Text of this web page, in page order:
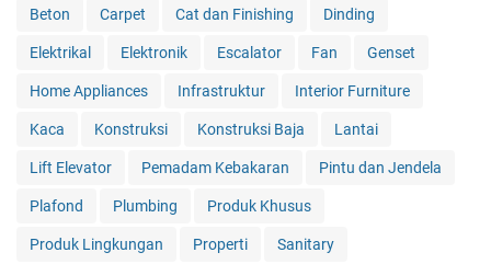
Beton Carpet Cat dan Finishing Dinding
Elektrikal Elektronik Escalator Fan Genset
Home Appliances Infrastruktur Interior Furniture
Kaca Konstruksi Konstruksi Baja Lantai
Lift Elevator Pemadam Kebakaran Pintu dan Jendela
Plafond Plumbing Produk Khusus
Produk Lingkungan Properti Sanitary